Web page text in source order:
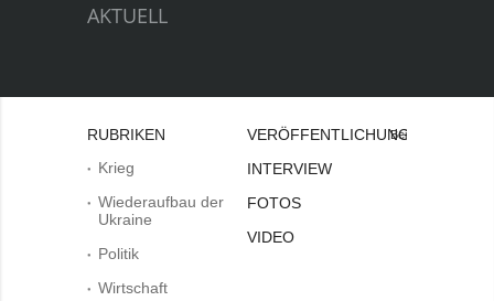
AKTUELL
RUBRIKEN
Krieg
Wiederaufbau der
Ukraine
Politik
Wirtschaft
VERÖFFENTLICHUNGEN
INTERVIEW
FOTOS
VIDEO
Bei